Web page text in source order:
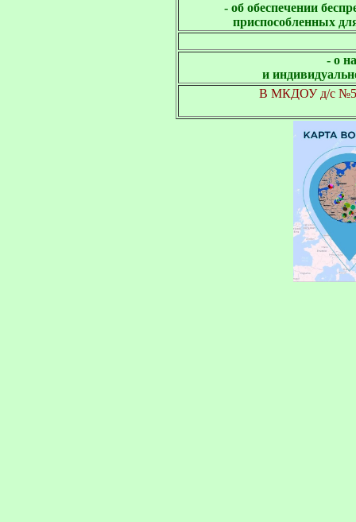
- об обеспечении
приспособленных
- о
и
В МКДОУ д/с №5